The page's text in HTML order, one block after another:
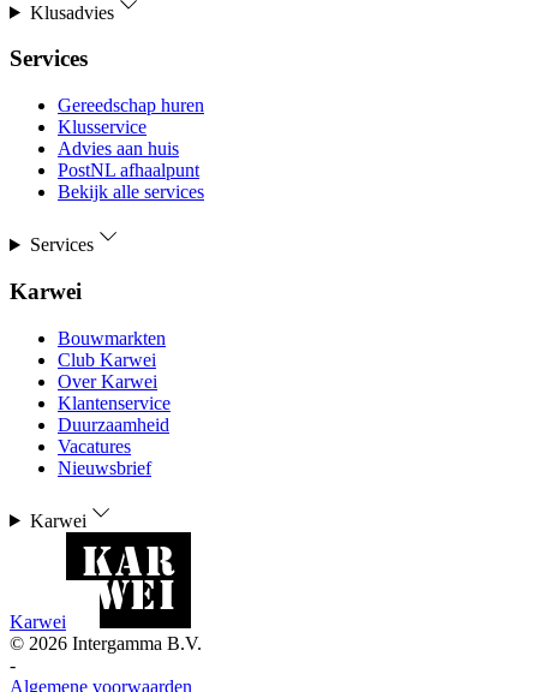
Klusadvies
Services
Gereedschap huren
Klusservice
Advies aan huis
PostNL afhaalpunt
Bekijk alle services
Services
Karwei
Bouwmarkten
Club Karwei
Over Karwei
Klantenservice
Duurzaamheid
Vacatures
Nieuwsbrief
Karwei
Karwei
© 2026 Intergamma B.V.
-
Algemene voorwaarden